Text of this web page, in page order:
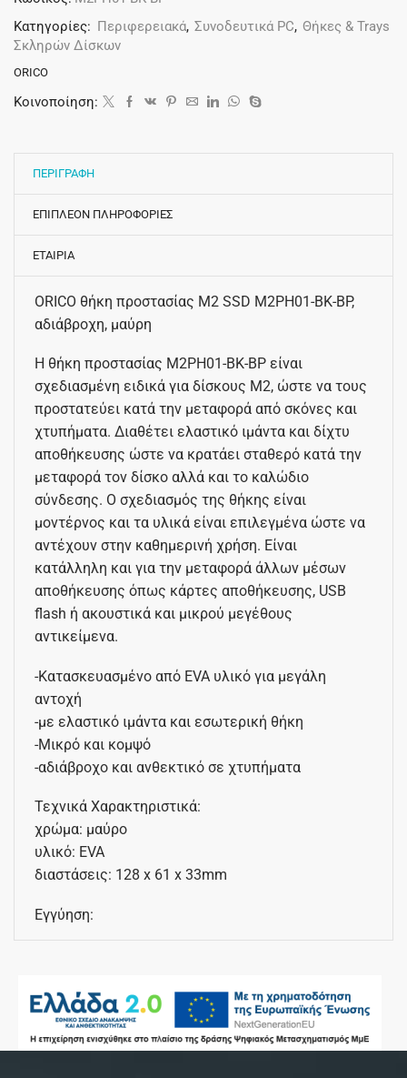
Κατηγορίες: Περιφερειακά, Συνοδευτικά PC, Θήκες & Trays
Σκληρών Δίσκων
ORICO
Κοινοποίηση:
ΠΕΡΙΓΡΑΦΗ
ΕΠΙΠΛΕΟΝ ΠΛΗΡΟΦΟΡΙΕΣ
ΕΤΑΙΡΙΑ
ORICO θήκη προστασίας M2 SSD M2PH01-BK-BP,
αδιάβροχη, μαύρη
Η θήκη προστασίας M2PH01-BK-BP είναι
σχεδιασμένη ειδικά για δίσκους Μ2, ώστε να τους
προστατεύει κατά την μεταφορά από σκόνες και
χτυπήματα. Διαθέτει ελαστικό ιμάντα και δίχτυ
αποθήκευσης ώστε να κρατάει σταθερό κατά την
μεταφορά τον δίσκο αλλά και το καλώδιο
σύνδεσης. Ο σχεδιασμός της θήκης είναι
μοντέρνος και τα υλικά είναι επιλεγμένα ώστε να
αντέχουν στην καθημερινή χρήση. Είναι
κατάλληλη και για την μεταφορά άλλων μέσων
αποθήκευσης όπως κάρτες αποθήκευσης, USB
flash ή ακουστικά και μικρού μεγέθους
αντικείμενα.
-Κατασκευασμένο από EVA υλικό για μεγάλη
αντοχή
-με ελαστικό ιμάντα και εσωτερική θήκη
-Μικρό και κομψό
-αδιάβροχο και ανθεκτικό σε χτυπήματα
Τεχνικά Χαρακτηριστικά:
χρώμα: μαύρο
υλικό: EVA
διαστάσεις: 128 x 61 x 33mm
Εγγύηση: